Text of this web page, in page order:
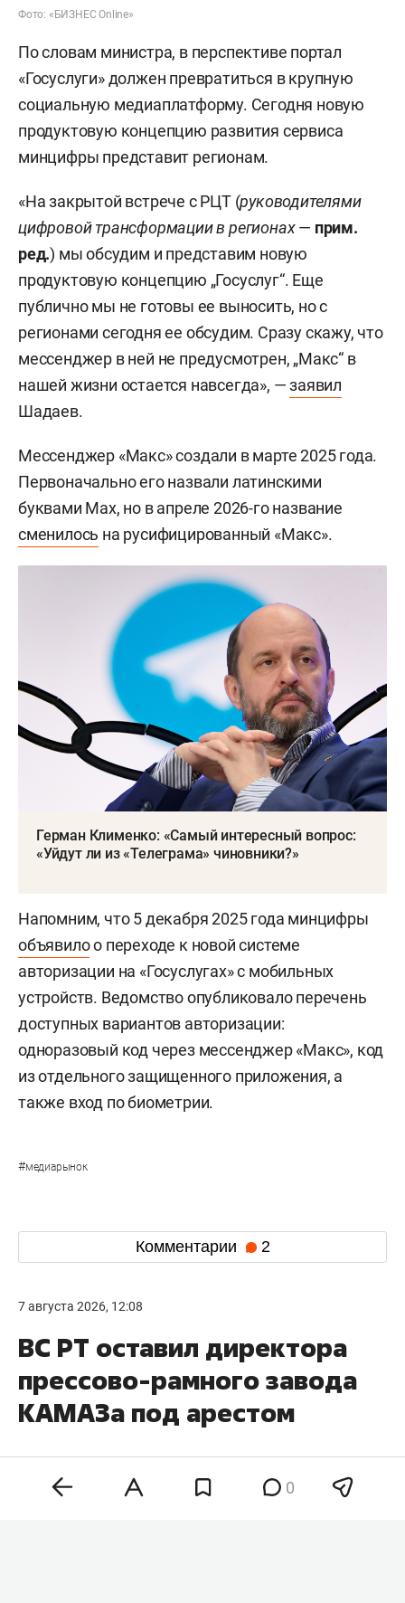
Фото: «БИЗНЕС Online»
По словам министра, в перспективе портал
«Госуслуги» должен превратиться в крупную
социальную медиаплатформу. Сегодня новую
продуктовую концепцию развития сервиса
минцифры представит регионам.
«На закрытой встрече с РЦТ (руководителями
цифровой трансформации в регионах— прим.
ред.) мы обсудим и представим новую
продуктовую концепцию „Госуслуг“. Еще
публично мы не готовы ее выносить, но с
регионами сегодня ее обсудим. Сразу скажу, что
мессенджер в ней не предусмотрен, „Макс“ в
нашей жизни остается навсегда», —заявил
Шадаев.
Мессенджер «Макс» создали в марте 2025 года.
Первоначально его назвали латинскими
буквами Max, но в апреле 2026-го название
сменилось на русифицированный «Макс».
Герман Клименко: «Самый интересный вопрос:
«Уйдут ли из «Телеграма» чиновники?»
Напомним, что 5 декабря 2025 года минцифры
объявилоо переходе к новой системе
авторизации на «Госуслугах» с мобильных
устройств. Ведомство опубликовало перечень
доступных вариантов авторизации:
одноразовый код через мессенджер «Макс», код
из отдельного защищенного приложения, а
также вход по биометрии.
#медиарынок
Комментарии 2
7 августа 2026, 12:08
ВС РТ оставил директора
прессово-рамного завода
КАМАЗа под арестом
0